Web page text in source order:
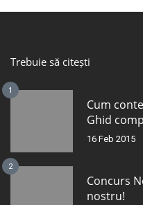
Trebuie să citești
1
Cum
Ghid
16 Feb 2015
2
Concurs
nostru!